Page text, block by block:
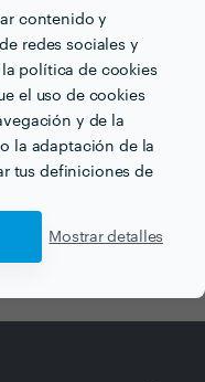
contenido y
redes sociales y
política de cookies
el uso de cookies
y de la
la adaptación de la
tus definiciones de
Mostrar detalles
ADR Studio